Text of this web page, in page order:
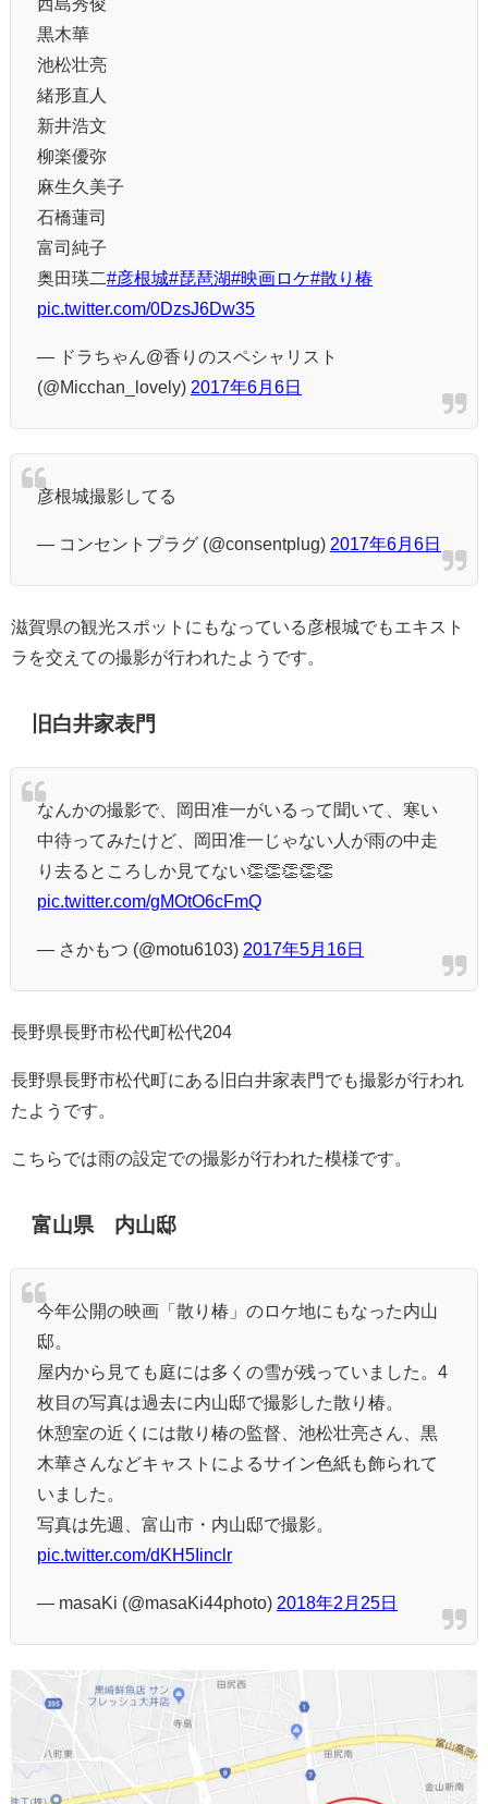
西島秀俊
黒木華
池松壮亮
緒形直人
新井浩文
柳楽優弥
麻生久美子
石橋蓮司
富司純子
奥田瑛二#彦根城#琵琶湖#映画ロケ#散り椿
pic.twitter.com/0DzsJ6Dw35
— ドラちゃん@香りのスペシャリスト
(@Micchan_lovely) 2017年6月6日
彦根城撮影してる
— コンセントプラグ (@consentplug) 2017年6月6日
滋賀県の観光スポットにもなっている彦根城でもエキスト
ラを交えての撮影が行われたようです。
旧白井家表門
なんかの撮影で、岡田准一がいるって聞いて、寒い
中待ってみたけど、岡田准一じゃない人が雨の中走
り去るところしか見てない👏👏👏👏👏
pic.twitter.com/gMOtO6cFmQ
— さかもつ (@motu6103) 2017年5月16日
長野県長野市松代町松代204
長野県長野市松代町にある旧白井家表門でも撮影が行われ
たようです。
こちらでは雨の設定での撮影が行われた模様です。
富山県 内山邸
今年公開の映画「散り椿」のロケ地にもなった内山
邸。
屋内から見ても庭には多くの雪が残っていました。4
枚目の写真は過去に内山邸で撮影した散り椿。
休憩室の近くには散り椿の監督、池松壮亮さん、黒
木華さんなどキャストによるサイン色紙も飾られて
いました。
写真は先週、富山市・内山邸で撮影。
pic.twitter.com/dKH5Iinclr
— masaKi (@masaKi44photo) 2018年2月25日